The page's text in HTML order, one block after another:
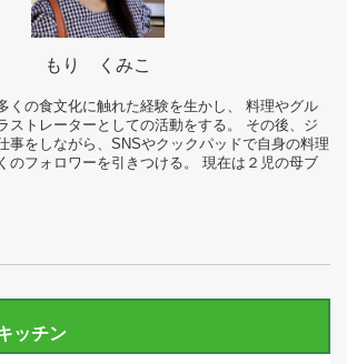
もり くみこ
くの食文化に触れた経験を生かし、 料理やグル
ストレーターとしての活動をする。 その後、ジ
事をしながら、SNSやクックパッドで自身の料理
のフォロワーを引きつける。 現在は２児の母ブ
ッチン